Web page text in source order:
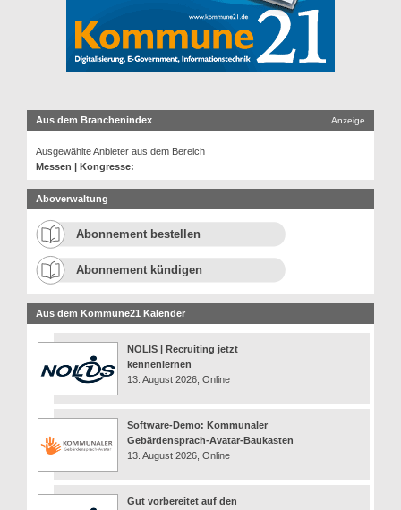
Aus dem Branchenindex Anzeige
Ausgewählte Anbieter aus dem Bereich
Messen | Kongresse:
Aboverwaltung
Abonnement bestellen
Abonnement kündigen
Aus dem Kommune21 Kalender
NOLIS | Recruiting jetzt
kennenlernen
13. August 2026, Online
Software-Demo: Kommunaler
Gebärdensprach-Avatar-Baukasten
13. August 2026, Online
Gut vorbereitet auf den